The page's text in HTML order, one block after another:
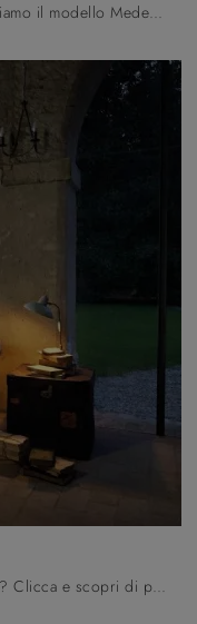
Salotti e divani lineari Samoa: ti presentiamo il modello Medea in tessuto per arricchire la zona giorno.
Cerchi salotti e divani Samoa in tessuto? Clicca e scopri di più sul modello Elite per spazi classici.